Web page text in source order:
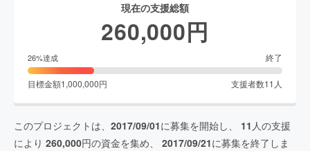
現在の支援総額
260,000円
26%達成 終了
目標金額1,000,000円 支援者数11 人
このプロジェクトは、 2017/09/01に募集を開始し、 11 人の支援
により 260,000円の資金を集め、 2017/09/21に募集を終了しま